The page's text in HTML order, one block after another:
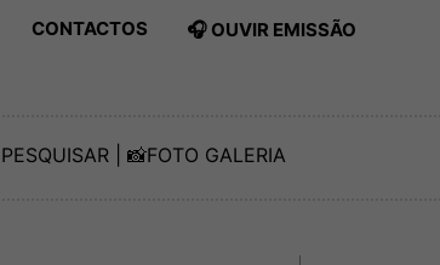
CONTACTOS 🎧 OUVIR EMISSÃO
PESQUISAR | 📸FOTO GALERIA